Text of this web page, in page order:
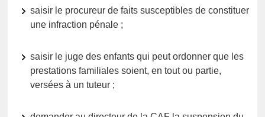
saisir le procureur de faits susceptibles de constituer
une infraction pénale ;
saisir le juge des enfants qui peut ordonner que les
prestations familiales soient, en tout ou partie,
versées à un tuteur ;